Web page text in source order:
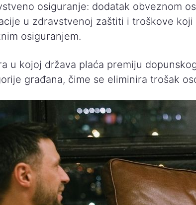
osiguranje: dodatak obveznom
u zdravstvenoj zaštiti i troškove koji
osiguranjem.
u kojoj država plaća premiju
građana, čime se eliminira trošak